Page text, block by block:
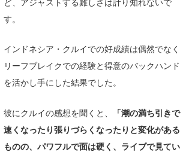
す。
インドネシア・クルイでの好成績は偶然でなく
リーフブレイクでの経験と得意のバックハンド
を活かし手にした結果でした。
彼にクルイの感想を聞くと、
「潮の満ち引きで
速くなったり張りづらくなったりと変化がある
ものの、パワフルで面は硬く、ライブで見てい